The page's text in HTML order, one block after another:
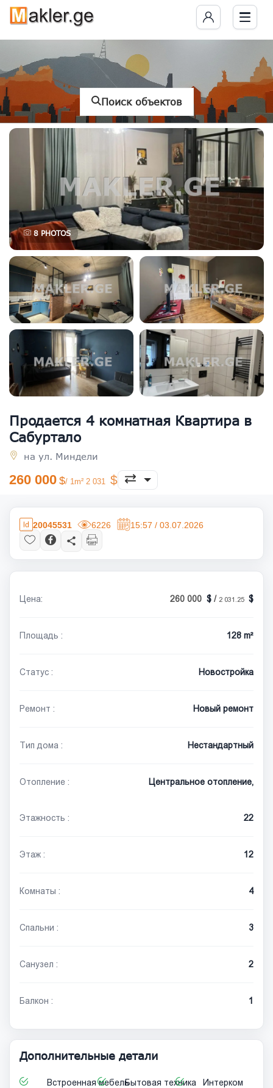
Поиск объектов
8 PHOTOS
Продается 4 комнатная Квартира в
Сабуртало
на ул. Миндели
260 000 / 1m² 2 031
20045531 6226 15:57 / 03.07.2026
Цена: 260 000 / 2 031.25
Площадь : 128 m²
Статус : Новостройка
Ремонт : Новый ремонт
Тип дома : Нестандартный
Отопление : Центральное отопление,
Этажность : 22
Этаж : 12
Комнаты : 4
Спальни : 3
Санузел : 2
Балкон : 1
Дополнительные детали
Встроенная мебельБытовая техника Интерком